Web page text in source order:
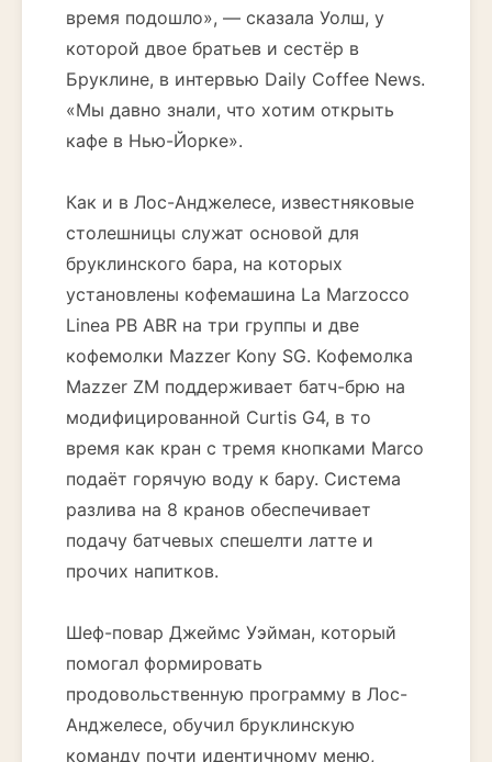
время подошло», — сказала Уолш, у
которой двое братьев и сестёр в
Бруклине, в интервью Daily Coffee News.
«Мы давно знали, что хотим открыть
кафе в Нью-Йорке».
Как и в Лос-Анджелесе, известняковые
столешницы служат основой для
бруклинского бара, на которых
установлены кофемашина La Marzocco
Linea PB ABR на три группы и две
кофемолки Mazzer Kony SG. Кофемолка
Mazzer ZM поддерживает батч-брю на
модифицированной Curtis G4, в то
время как кран с тремя кнопками Marco
подаёт горячую воду к бару. Система
разлива на 8 кранов обеспечивает
подачу батчевых спешелти латте и
прочих напитков.
Шеф-повар Джеймс Уэйман, который
помогал формировать
продовольственную программу в Лос-
Анджелесе, обучил бруклинскую
команду почти идентичному меню,